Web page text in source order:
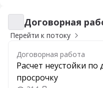
Договорная работа
Договорная
Перейти к потоку
Договорная работа
Расчет неустойки по
просрочку